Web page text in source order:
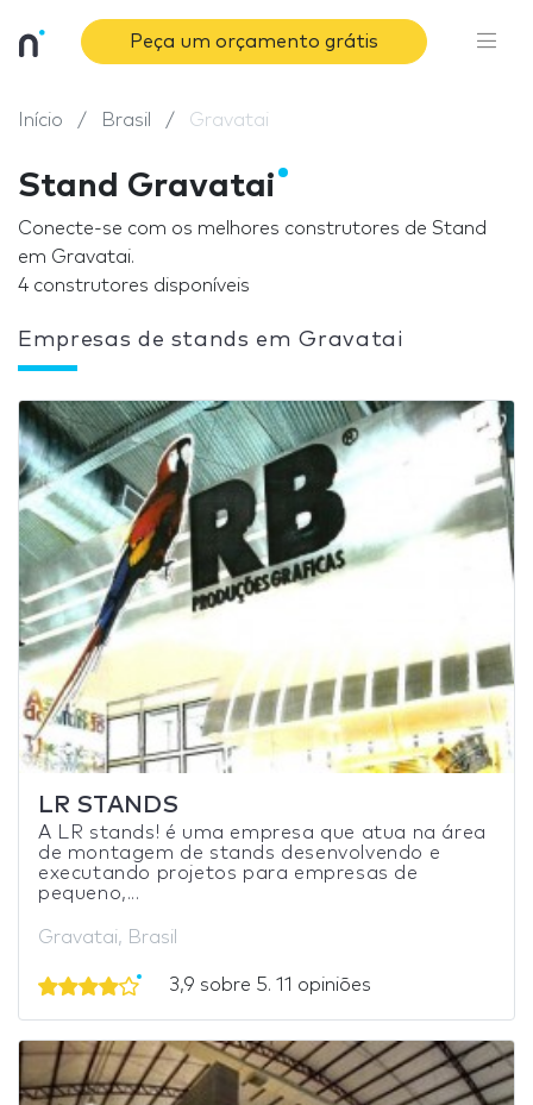
Peça um orçamento grátis
Início Brasil Gravatai
Stand Gravatai
Conecte-se com os melhores construtores de Stand
em Gravatai.
4 construtores disponíveis
Empresas de stands em Gravatai
LR STANDS
A LR stands! é uma empresa que atua na área
de montagem de stands desenvolvendo e
executando projetos para empresas de
pequeno,...
Gravatai, Brasil
3,9 sobre 5. 11 opiniões